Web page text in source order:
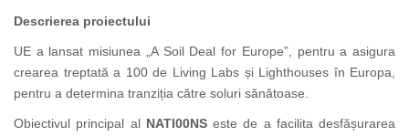
Descrierea proiectului
UE a lansat misiunea „A Soil Deal for Europe”, pentru a asigura
crearea treptată a 100 de Living Labs și Lighthouses în Europa,
pentru a determina tranziția către soluri sănătoase.
Obiectivul principal al NATI00NSeste de a facilita desfășurarea